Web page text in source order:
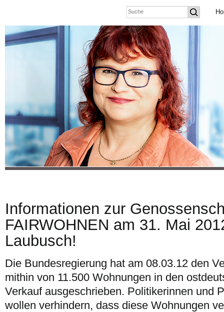
Informationen zur
FAIRWOHNEN am 31. Mai
Laubusch!
Die Bundesregierung hat am 08.03.12 den
mithin von 11.500 Wohnungen in den
Verkauf ausgeschrieben. Politikerinnen und
wollen verhindern, dass diese Wohnungen